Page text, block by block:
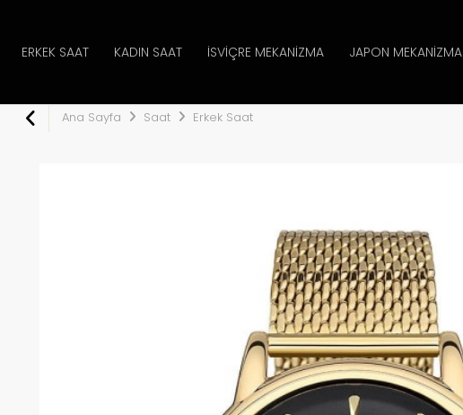
ERKEK SAAT KADIN SAAT İSVIÇRE MEKANIZMA JAPON MEKANIZMA
Ana Sayfa Saat Erkek Saat